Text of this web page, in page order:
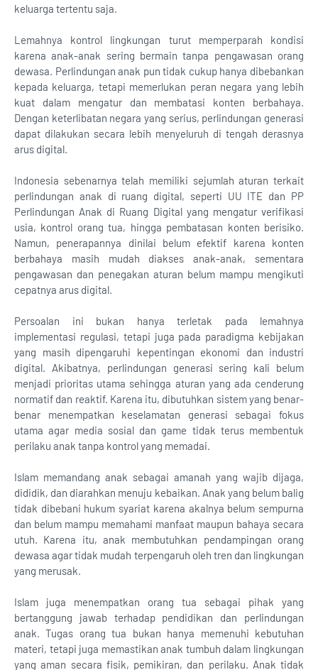
keluarga tertentu saja.
Lemahnya kontrol lingkungan turut memperparah kondisi
karena anak-anak sering bermain tanpa pengawasan orang
dewasa. Perlindungan anak pun tidak cukup hanya dibebankan
kepada keluarga, tetapi memerlukan peran negara yang lebih
kuat dalam mengatur dan membatasi konten berbahaya.
Dengan keterlibatan negara yang serius, perlindungan generasi
dapat dilakukan secara lebih menyeluruh di tengah derasnya
arus digital.
Indonesia sebenarnya telah memiliki sejumlah aturan terkait
perlindungan anak di ruang digital, seperti UU ITE dan PP
Perlindungan Anak di Ruang Digital yang mengatur verifikasi
usia, kontrol orang tua, hingga pembatasan konten berisiko.
Namun, penerapannya dinilai belum efektif karena konten
berbahaya masih mudah diakses anak-anak, sementara
pengawasan dan penegakan aturan belum mampu mengikuti
cepatnya arus digital.
Persoalan ini bukan hanya terletak pada lemahnya
implementasi regulasi, tetapi juga pada paradigma kebijakan
yang masih dipengaruhi kepentingan ekonomi dan industri
digital. Akibatnya, perlindungan generasi sering kali belum
menjadi prioritas utama sehingga aturan yang ada cenderung
normatif dan reaktif. Karena itu, dibutuhkan sistem yang benar-
benar menempatkan keselamatan generasi sebagai fokus
utama agar media sosial dan game tidak terus membentuk
perilaku anak tanpa kontrol yang memadai.
Islam memandang anak sebagai amanah yang wajib dijaga,
dididik, dan diarahkan menuju kebaikan. Anak yang belum balig
tidak dibebani hukum syariat karena akalnya belum sempurna
dan belum mampu memahami manfaat maupun bahaya secara
utuh. Karena itu, anak membutuhkan pendampingan orang
dewasa agar tidak mudah terpengaruh oleh tren dan lingkungan
yang merusak.
Islam juga menempatkan orang tua sebagai pihak yang
bertanggung jawab terhadap pendidikan dan perlindungan
anak. Tugas orang tua bukan hanya memenuhi kebutuhan
materi, tetapi juga memastikan anak tumbuh dalam lingkungan
yang aman secara fisik, pemikiran, dan perilaku. Anak tidak